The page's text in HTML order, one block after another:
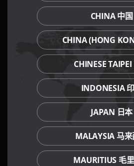
我们的餐
CHINA 中国
CHINA (HONG
CHINESE
INDONESIA
JAPAN 日本
MALAYSIA 马
MAURITIUS 毛